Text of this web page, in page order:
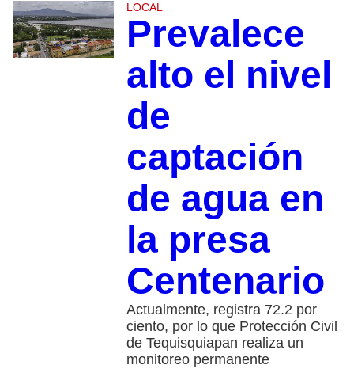
LOCAL
Prevalece
alto el nivel
de
captación
de agua en
la presa
Centenario
Actualmente, registra 72.2 por
ciento, por lo que Protección Civil
de Tequisquiapan realiza un
monitoreo permanente